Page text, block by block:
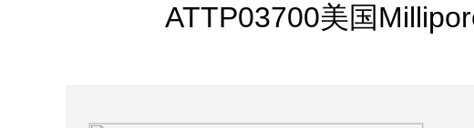
ATTP03700美国